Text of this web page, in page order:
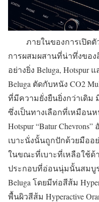
ภายในของการเปิดตัว
การผสมผสานที่น่าทึ่งของ
อย่างยิ่ง Beluga, Hotspur
Beluga ตัดกับหนัง CO2
ที่มีความยั่งยืนยิ่งกว่าเดิม
ซึ่งเป็นทางเลือกที่เหมือน
Hotspur “Batur
เบาะนั่งนั้นถูกปักด้วยมืออ
ในขณะที่เบาะที่เหลือใช้
ประกอบที่อ่อนนุ่มนั้นสม
Beluga โดยมีท่อสีส้ม
พื้นผิวสีส้ม Hyperactive